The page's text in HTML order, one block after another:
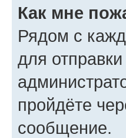
Как мне
Рядом с
для
пройдёте
сообщение.